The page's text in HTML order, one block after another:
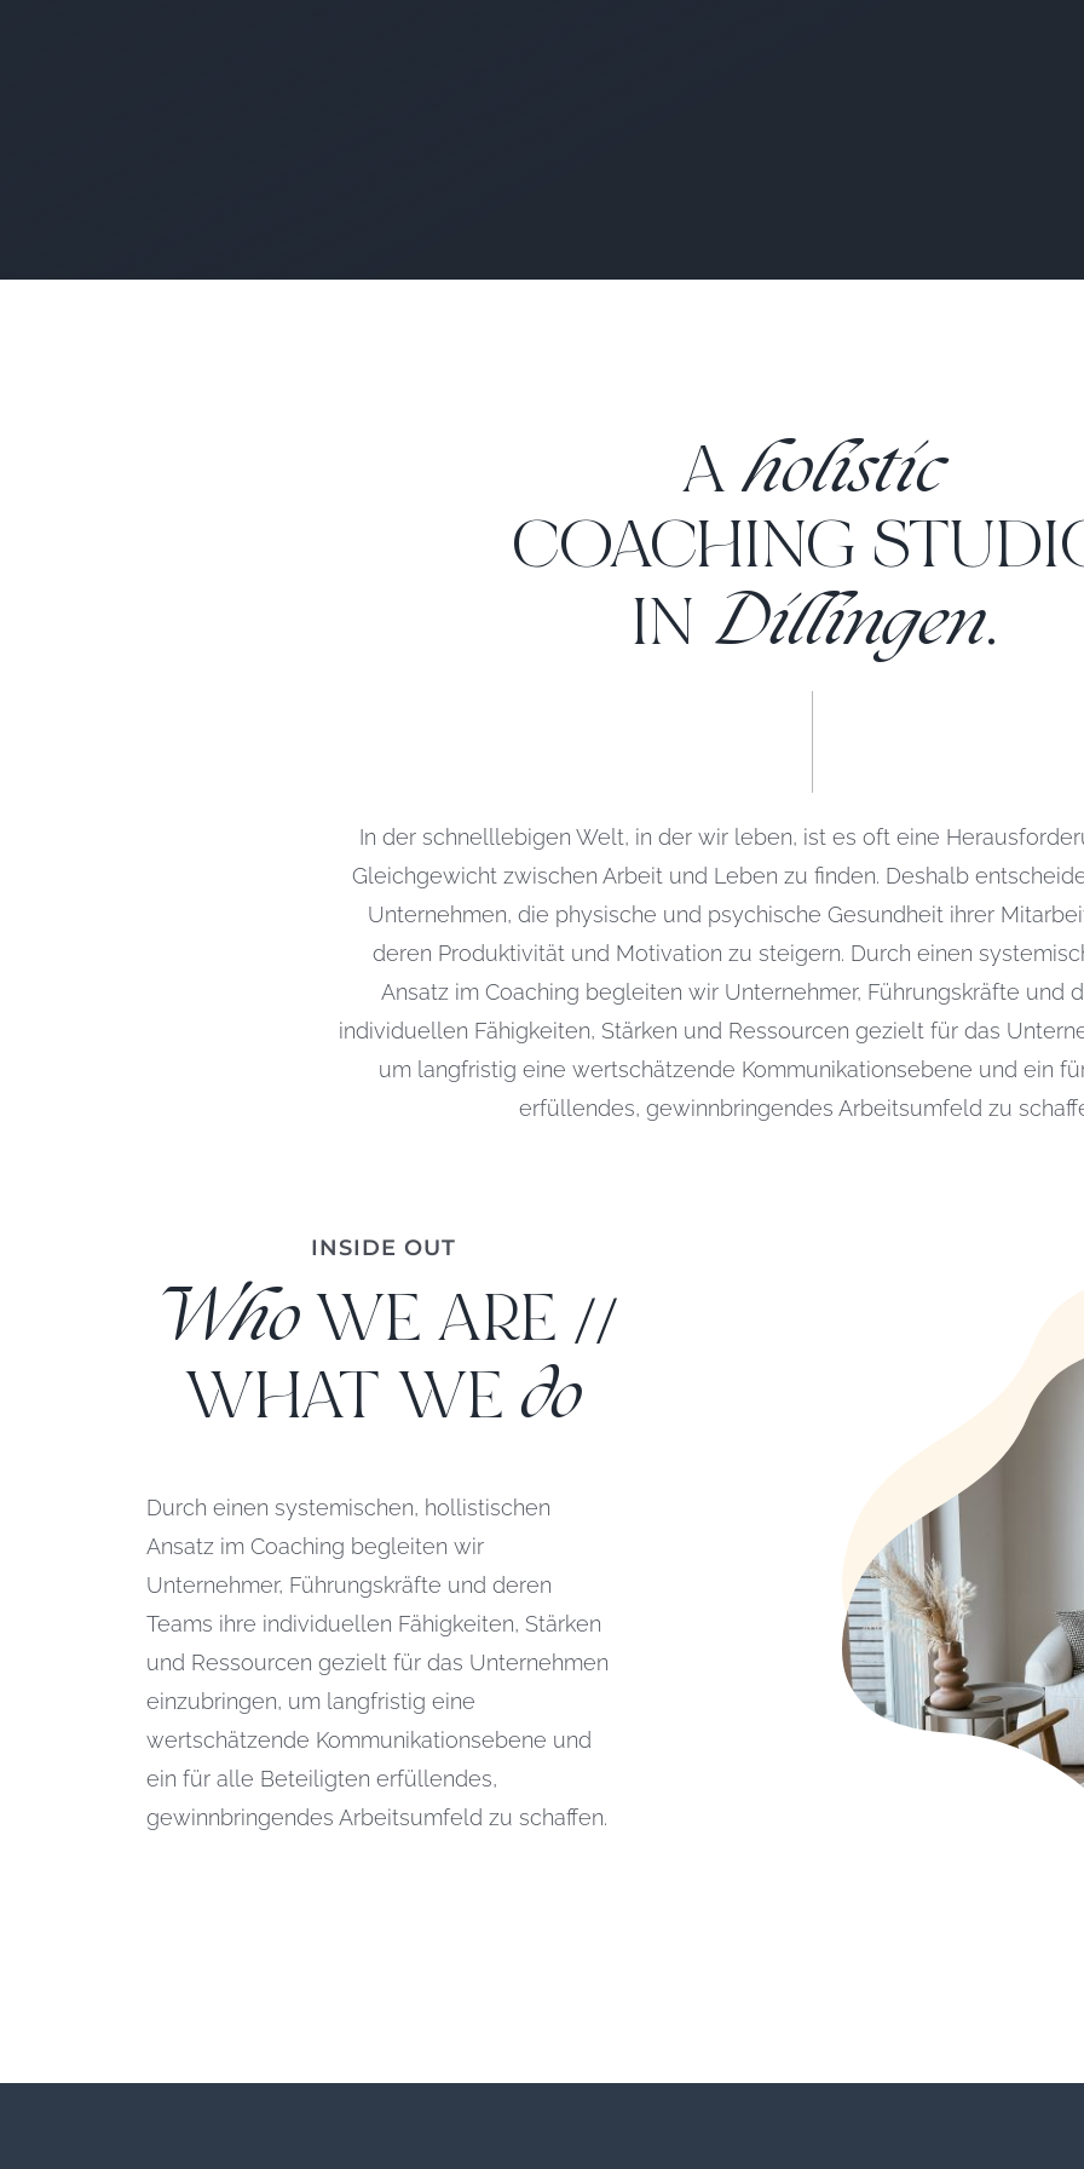
Aholistic
COACHING
IN Dillingen.
In der schnelllebigen Welt, in der wir leben, ist es oft eine
Gleichgewicht zwischen Arbeit und Leben zu finden. Deshalb
Unternehmen, die physische und psychische Gesundheit ihrer
deren Produktivität und Motivation zu steigern. Durch einen
Ansatz im Coaching begleiten wir Unternehmer, Führungskräfte und
individuellen Fähigkeiten, Stärken und Ressourcen gezielt für das
um langfristig eine wertschätzende Kommunikationsebene und ein
erfüllendes, gewinnbringendes Arbeitsumfeld zu
INSIDE OUT
Who WE ARE //
WHAT WE do
Durch einen systemischen, hollistischen
Ansatz im Coaching begleiten wir
Unternehmer, Führungskräfte und deren
Teams ihre individuellen Fähigkeiten, Stärken
und Ressourcen gezielt für das Unternehmen
einzubringen, um langfristig eine
wertschätzende Kommunikationsebene und
ein für alle Beteiligten erfüllendes,
gewinnbringendes Arbeitsumfeld zu schaffen.